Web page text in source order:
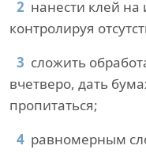
нанести клей на
контролируя
сложить
вчетверо, дать
пропитаться;
равномерным